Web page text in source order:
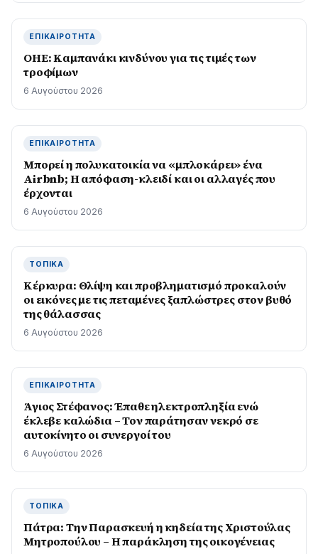
ΕΠΙΚΑΙΡΌΤΗΤΑ
ΟΗΕ: Καμπανάκι κινδύνου για τις τιμές των
τροφίμων
6 Αυγούστου 2026
ΕΠΙΚΑΙΡΌΤΗΤΑ
Μπορεί η πολυκατοικία να «μπλοκάρει» ένα
Airbnb; Η απόφαση-κλειδί και οι αλλαγές που
έρχονται
6 Αυγούστου 2026
ΤΟΠΙΚΆ
Κέρκυρα: Θλίψη και προβληματισμό προκαλούν
οι εικόνες με τις πεταμένες ξαπλώστρες στον βυθό
της θάλασσας
6 Αυγούστου 2026
ΕΠΙΚΑΙΡΌΤΗΤΑ
Άγιος Στέφανος: Έπαθε ηλεκτροπληξία ενώ
έκλεβε καλώδια – Τον παράτησαν νεκρό σε
αυτοκίνητο οι συνεργοί του
6 Αυγούστου 2026
ΤΟΠΙΚΆ
Πάτρα: Την Παρασκευή η κηδεία της Χριστούλας
Μητροπούλου – Η παράκληση της οικογένειας